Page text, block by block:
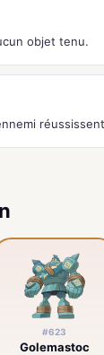
objet tenu.
#623
Golemastoc